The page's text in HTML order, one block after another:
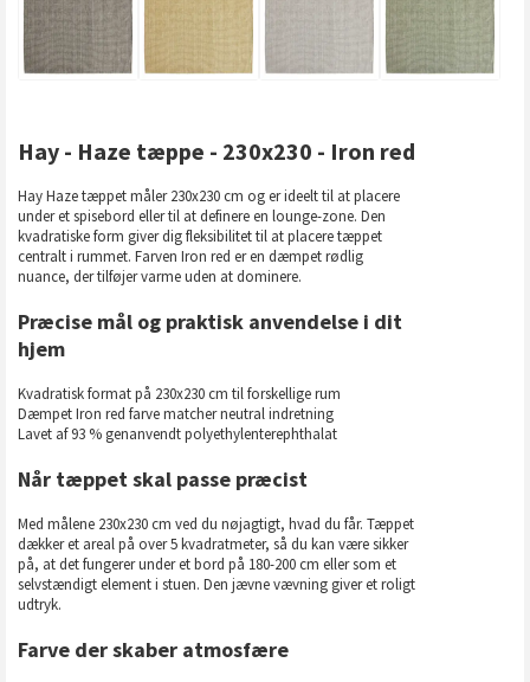
Hay - Haze tæppe - 230x230 - Iron red
Hay Haze tæppet måler 230x230 cm og er ideelt til at placere
under et spisebord eller til at definere en lounge-zone. Den
kvadratiske form giver dig fleksibilitet til at placere tæppet
centralt i rummet. Farven Iron red er en dæmpet rødlig
nuance, der tilføjer varme uden at dominere.
Præcise mål og praktisk anvendelse i dit
hjem
Kvadratisk format på 230x230 cm til forskellige rum
Dæmpet Iron red farve matcher neutral indretning
Lavet af 93 % genanvendt polyethylenterephthalat
Når tæppet skal passe præcist
Med målene 230x230 cm ved du nøjagtigt, hvad du får. Tæppet
dækker et areal på over 5 kvadratmeter, så du kan være sikker
på, at det fungerer under et bord på 180-200 cm eller som et
selvstændigt element i stuen. Den jævne vævning giver et roligt
udtryk.
Farve der skaber atmosfære